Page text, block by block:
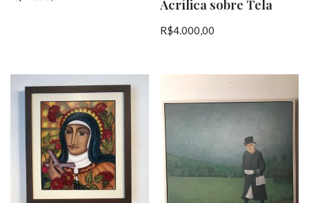
Acrílica sobre Tela
R$4.000,00